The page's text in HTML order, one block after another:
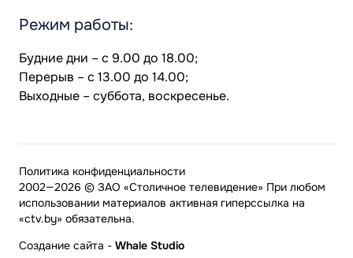
Режим работы:
Будние дни – с 9.00 до 18.00;
Перерыв – с 13.00 до 14.00;
Выходные – суббота, воскресенье.
2002—2026 © ЗАО «Столичное телевидение» При любом
использовании материалов активная гиперссылка на
«ctv.by» обязательна.
Политика конфиденциальности
Создание сайта - Whale Studio